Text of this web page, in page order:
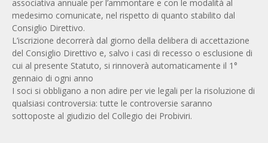
associativa annuale per l’ammontare e con le modalità al
medesimo comunicate, nel rispetto di quanto stabilito dal
Consiglio Direttivo.
L’iscrizione decorrerà dal giorno della delibera di accettazione
del Consiglio Direttivo e, salvo i casi di recesso o esclusione di
cui al presente Statuto, si rinnoverà automaticamente il 1°
gennaio di ogni anno
I soci si obbligano a non adire per vie legali per la risoluzione di
qualsiasi controversia: tutte le controversie saranno
sottoposte al giudizio del Collegio dei Probiviri.